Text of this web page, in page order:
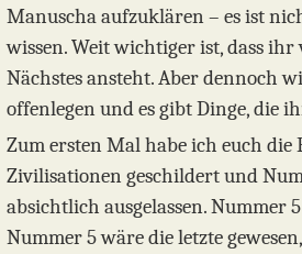
Manuscha aufzuklären – es ist
wissen. Weit wichtiger ist, dass ihr
Nächstes ansteht. Aber dennoch
offenlegen und es gibt Dinge, die
Zum ersten Mal habe ich euch die
Zivilisationen geschildert und
absichtlich ausgelassen. Nummer
Nummer 5 wäre die letzte